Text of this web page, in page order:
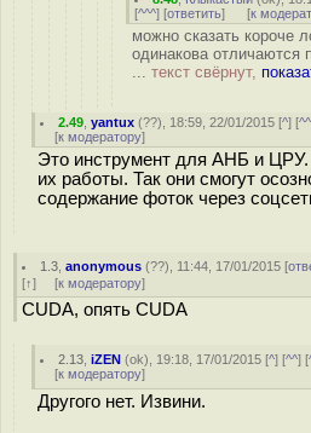
[^^^] [ответить] [к
можно сказать короче
одинакова отличаются
... текст свёрнут,
2.49 ,yantux (??), 18:59, 22/01/2015 [^] [^^
[к модератору]
Это инструмент для АНБ и ЦРУ.
их работы. Так они смогут
содержание фоток через
1.3 ,anonymous (??), 11:44, 17/01/2015 [
[↑] [к модератору]
CUDA, опять CUDA
2.13 ,iZEN (ok), 19:18, 17/01/2015 [^] [^^] [
[к модератору]
Другого нет. Извини.